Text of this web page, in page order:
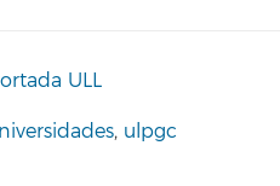
ULL
, ulpgc